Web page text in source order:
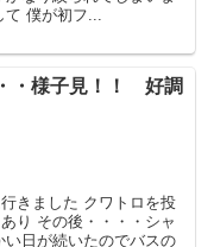
て 僕が初フ...
・様子見！！ 好調
きました クワトロを投
り その後・・・・シャ
い日が続いたのでバスの